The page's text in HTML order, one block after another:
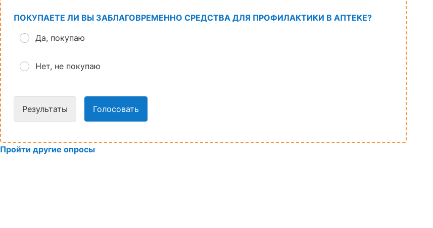
ПОКУПАЕТЕ ЛИ ВЫ ЗАБЛАГОВРЕМЕННО СРЕДСТВА ДЛЯ ПРОФИЛАКТИКИ В АПТЕКЕ?
Да, покупаю
Нет, не покупаю
Результаты Голосовать
Пройти другие опросы